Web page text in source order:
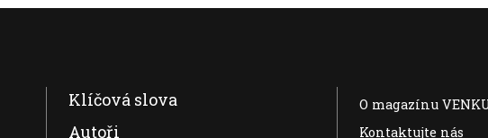
Klíčová slova
Autoři
O magazínu
Kontaktujte nás